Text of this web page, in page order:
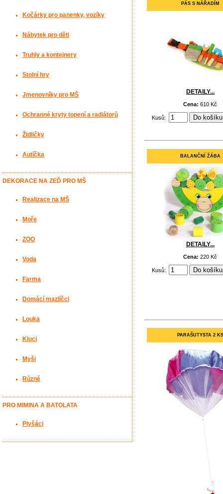
PÁS S NÁŘADÍM
DETAILY...
Cena:610 Kč
Kusů:
BALANČNÍ ŽÁBA
DETAILY...
Cena:220 Kč
Kusů:
PARAŠUTYSTA 2 KS
Kočárky pro panenky, vozíky
Nábytek pro děti
Truhly a kontejnery
Stolní hry
Jmenovníky pro MŠ
Ochranné kryty topení a radiátorů
Židličky
Autíčka
DEKORACE NA ZEĎ PRO MŠ
Realizace na MŠ
Moře
ZOO
Voda
Farma
Domácí mazlíčci
Louka
Kluci
Myši
Různé
PRO MIMINA A BATOLATA
Plyšáci